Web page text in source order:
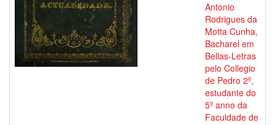
Antonio
Rodrigues da
Motta Cunha,
Bacharel em
Bellas-Letras
pelo Collegio
de Pedro 2º,
estudante do
5º anno da
Faculdade de